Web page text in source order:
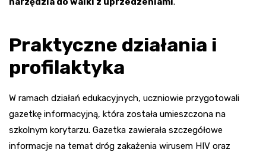
Praktyczne działania i
profilaktyka
W ramach działań edukacyjnych, uczniowie przygotowali
gazetkę informacyjną, która została umieszczona na
szkolnym korytarzu. Gazetka zawierała szczegółowe
informacje na temat dróg zakażenia wirusem HIV oraz